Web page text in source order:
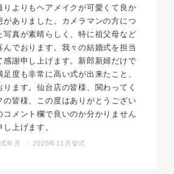
りよりもヘアメイクが可愛くて良か
がありました。カメラマンの方につ
写真が素晴らしく、特に祖父母など
んでおります。我々の結婚式を担当
感謝申し上げます。新郎新婦だけで
度も非常に高い式が出来たこと、
ります。仙台店の皆様、関わってく
の皆様、この度はありがとうござい
コメント欄で良いのか分かりません
上げます。
年月 ： 2025年11月挙式